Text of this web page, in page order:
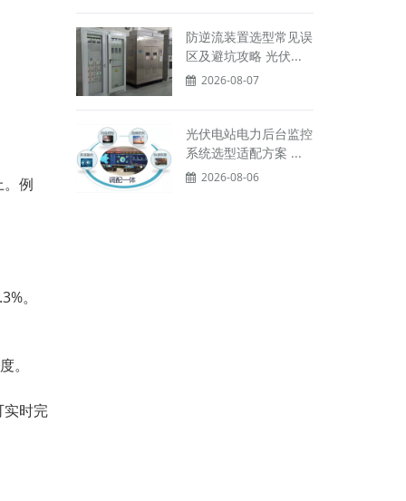
。例
。
。
实时完
防逆流装置选型常见误
区及避坑攻略 光伏...
2026-08-07
光伏电站电力后台监控
系统选型适配方案 ...
2026-08-06